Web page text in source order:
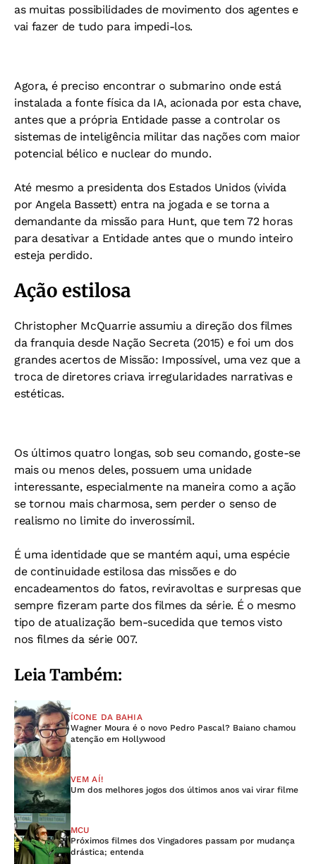
as muitas possibilidades de movimento dos agentes e
vai fazer de tudo para impedi-los.
Agora, é preciso encontrar o submarino onde está
instalada a fonte física da IA, acionada por esta chave,
antes que a própria Entidade passe a controlar os
sistemas de inteligência militar das nações com maior
potencial bélico e nuclear do mundo.
Até mesmo a presidenta dos Estados Unidos (vivida
por Angela Bassett) entra na jogada e se torna a
demandante da missão para Hunt, que tem 72 horas
para desativar a Entidade antes que o mundo inteiro
esteja perdido.
Ação estilosa
Christopher McQuarrie assumiu a direção dos filmes
da franquia desde Nação Secreta (2015) e foi um dos
grandes acertos de Missão: Impossível, uma vez que a
troca de diretores criava irregularidades narrativas e
estéticas.
Os últimos quatro longas, sob seu comando, goste-se
mais ou menos deles, possuem uma unidade
interessante, especialmente na maneira como a ação
se tornou mais charmosa, sem perder o senso de
realismo no limite do inverossímil.
É uma identidade que se mantém aqui, uma espécie
de continuidade estilosa das missões e do
encadeamentos do fatos, reviravoltas e surpresas que
sempre fizeram parte dos filmes da série. É o mesmo
tipo de atualização bem-sucedida que temos visto
nos filmes da série 007.
Leia Também:
ÍCONE DA BAHIA
Wagner Moura é o novo Pedro Pascal? Baiano chamou
atenção em Hollywood
VEM AÍ!
Um dos melhores jogos dos últimos anos vai virar filme
MCU
Próximos filmes dos Vingadores passam por mudança
drástica; entenda